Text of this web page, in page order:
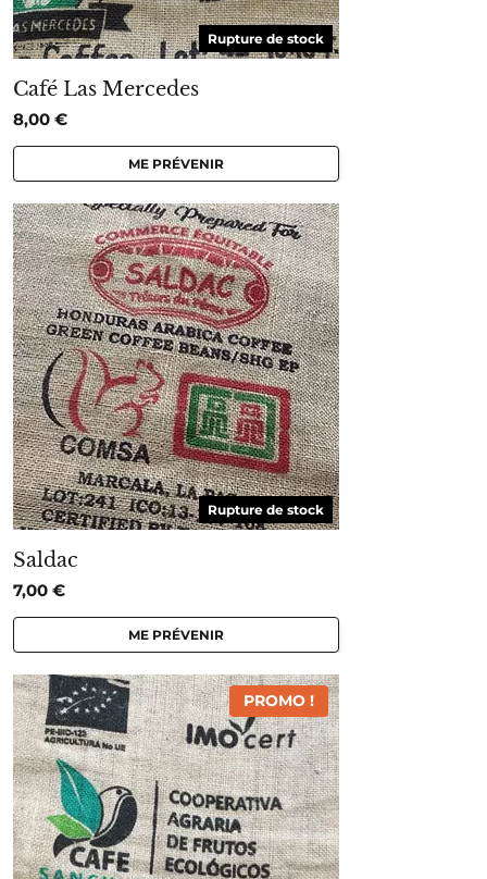
Rupture de stock
Café Las Mercedes
8,00 €
ME PRÉVENIR
Rupture de stock
Saldac
7,00 €
ME PRÉVENIR
PROMO !